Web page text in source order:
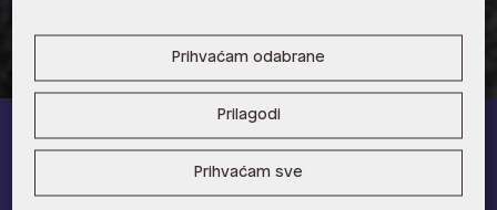
ALDO A-list
Učlani se u ALDO A-list program vjernostii ostvari 5% popusta
Prihvaćam odabrane
Prilagodi
Prihvaćam sve